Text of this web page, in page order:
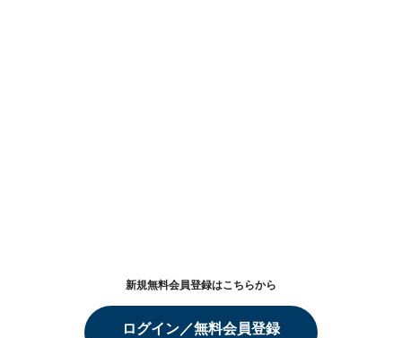
新規無料会員登録はこちらから
ログイン／無料会員登録